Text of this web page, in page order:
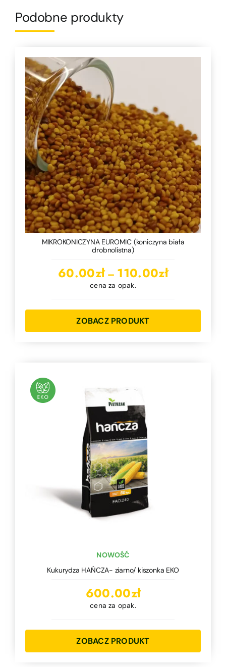
Podobne produkty
MIKROKONICZYNA EUROMIC (koniczyna biała
drobnolistna)
60.00zł – 110.00złZakres
60.00zł
110.00zł
cena za opak.
ZOBACZ PRODUKT
NOWOŚĆ
Kukurydza HAŃCZA- ziarno/ kiszonka EKO
600.00zł
cena za opak.
ZOBACZ PRODUKT